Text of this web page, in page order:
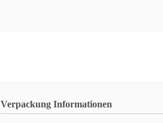
Verpackung Informationen